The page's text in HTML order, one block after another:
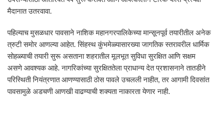
मैदानात उतरवावा.
पहिल्याच मुसळधार पावसाने नाशिक महानगरपालिकेच्या मान्सूनपूर्व तयारीतील अनेक
त्रुटी समोर आणल्या आहेत. सिंहस्थ कुंभमेळ्यासारख्या जागतिक स्तरावरील धार्मिक
सोहळ्याची तयारी सुरू असताना शहरातील मूलभूत सुविधा सुरक्षित आणि सक्षम
असणे आवश्यक आहे. नागरिकांच्या सुरक्षिततेला प्राधान्य देत प्रशासनाने तातडीने
परिस्थिती नियंत्रणात आणण्यासाठी ठोस पावले उचलली नाहीत, तर आगामी दिवसांत
पावसामुळे अडचणी आणखी वाढण्याची शक्यता नाकारता येणार नाही.